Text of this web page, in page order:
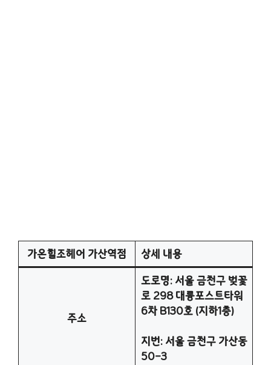
가온힐조헤어 가산역점 상세 내용
주소
도로명: 서울 금천구 벚꽃
로 298 대륭포스트타워
6차 B130호 (지하1층)
지번: 서울 금천구 가산동
50-3